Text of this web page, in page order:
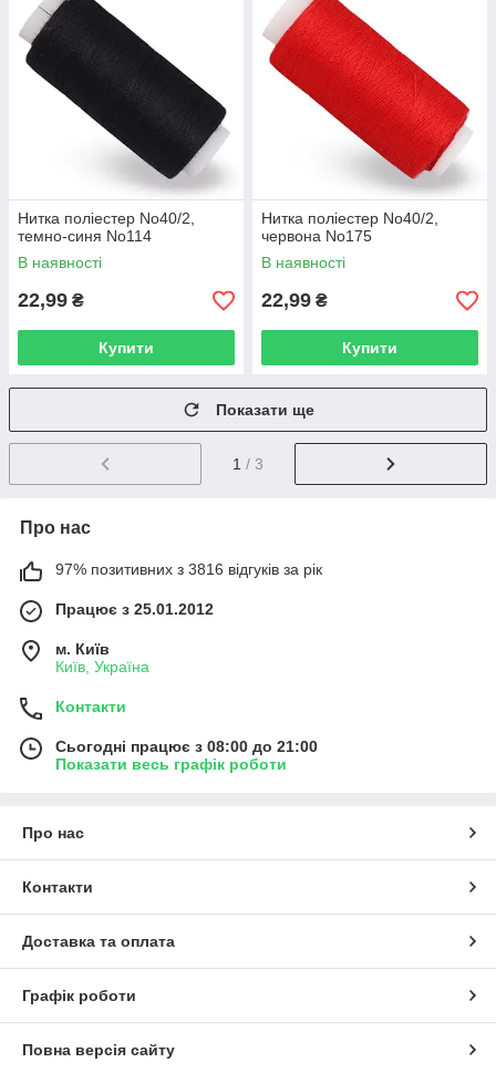
Нитка поліестер No40/2,
темно-синя No114
В наявності
22,99 ₴
Купити
Нитка поліестер No40/2,
червона No175
В наявності
22,99 ₴
Купити
Показати ще
1 / 3
Про нас
97% позитивних з 3816 відгуків за рік
Працює з 25.01.2012
м. Київ
Київ, Україна
Контакти
Сьогодні працює з 08:00 до 21:00
Показати весь графік роботи
Про нас
Контакти
Доставка та оплата
Графік роботи
Повна версія сайту